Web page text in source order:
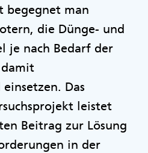
begegnet man
die Dünge- und
je nach Bedarf der
damit
Das
leistet
Beitrag zur Lösung
in der